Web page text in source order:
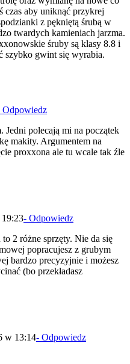
czas aby uniknąć przykrej
z pękniętą śrubą w
twardych kamieniach jarzma.
śruby są klasy 8.8 i
szybko gwint się wyrabia.
Odpowiedz
Jedni polecają mi na początek
makity. Argumentem na
proxxona ale tu wcale tak źle
- Odpowiedz
2 różne sprzęty. Nie da się
popracujesz z grubym
bardzo precyzyjnie i możesz
(bo przekładasz
w 13:14- Odpowiedz